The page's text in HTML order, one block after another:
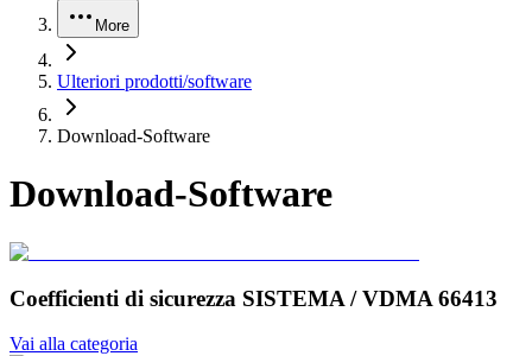
More
Ulteriori prodotti/software
Download-Software
Download-Software
Coefficienti di sicurezza SISTEMA / VDMA 66413
Vai alla categoria